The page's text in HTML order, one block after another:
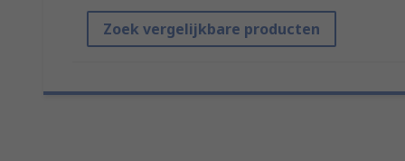
Zoek vergelijkbare producten